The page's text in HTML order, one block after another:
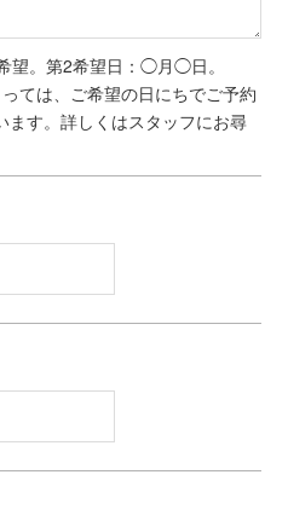
望。第2希望日：◯月◯日。
ては、ご希望の日にちでご予約
ます。詳しくはスタッフにお尋